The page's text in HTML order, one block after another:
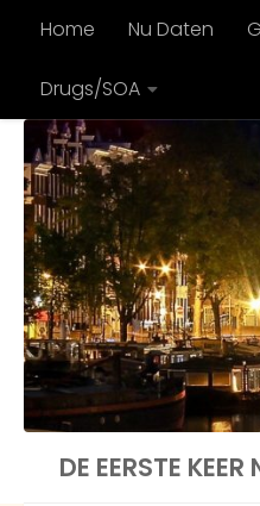
Doorgaan naar
Home Nu Daten
Drugs/SOA
DE EERSTE